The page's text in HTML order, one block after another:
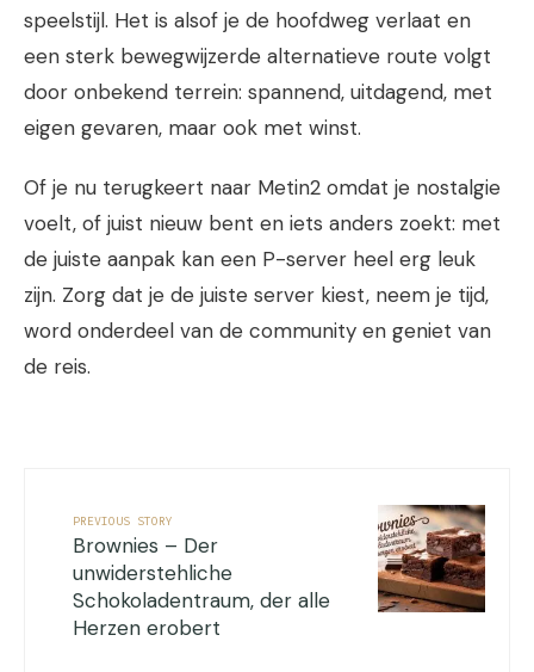
speelstijl. Het is alsof je de hoofdweg verlaat en
een sterk bewegwijzerde alternatieve route volgt
door onbekend terrein: spannend, uitdagend, met
eigen gevaren, maar ook met winst.
Of je nu terugkeert naar Metin2 omdat je nostalgie
voelt, of juist nieuw bent en iets anders zoekt: met
de juiste aanpak kan een P-server heel erg leuk
zijn. Zorg dat je de juiste server kiest, neem je tijd,
word onderdeel van de community en geniet van
de reis.
PREVIOUS STORY
Brownies – Der
unwiderstehliche
Schokoladentraum, der alle
Herzen erobert